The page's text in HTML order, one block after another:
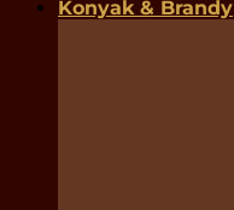
Konyak & Brandy